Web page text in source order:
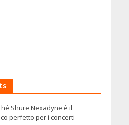
Shure Nexadyne è il
perfetto per i concerti